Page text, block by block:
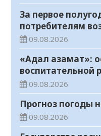
За первое
потребителям
тенге
09.08.2026
«Адал азамат»:
воспитательной
учебном году
09.08.2026
Прогноз погоды
09.08.2026